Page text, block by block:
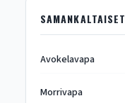
SAMANKALTAISET
Avokelavapa
Morrivapa